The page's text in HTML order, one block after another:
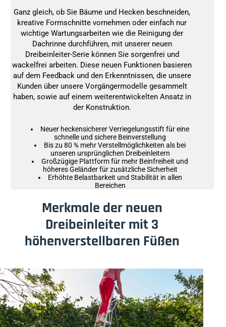
Ganz gleich, ob Sie Bäume und Hecken beschneiden,
kreative Formschnitte vornehmen oder einfach nur
wichtige Wartungsarbeiten wie die Reinigung der
Dachrinne durchführen, mit unserer neuen
Dreibeinleiter-Serie können Sie sorgenfrei und
wackelfrei arbeiten. Diese neuen Funktionen basieren
auf dem Feedback und den Erkenntnissen, die unsere
Kunden über unsere Vorgängermodelle gesammelt
haben, sowie auf einem weiterentwickelten Ansatz in
der Konstruktion.
Neuer heckensicherer Verriegelungsstift für eine
schnelle und sichere Beinverstellung
Bis zu 80 % mehr Verstellmöglichkeiten als bei
unseren ursprünglichen Dreibeinleitern
Großzügige Plattform für mehr Beinfreiheit und
höheres Geländer für zusätzliche Sicherheit
Erhöhte Belastbarkeit und Stabilität in allen
Bereichen
Merkmale der neuen
Dreibeinleiter mit 3
höhenverstellbaren Füßen